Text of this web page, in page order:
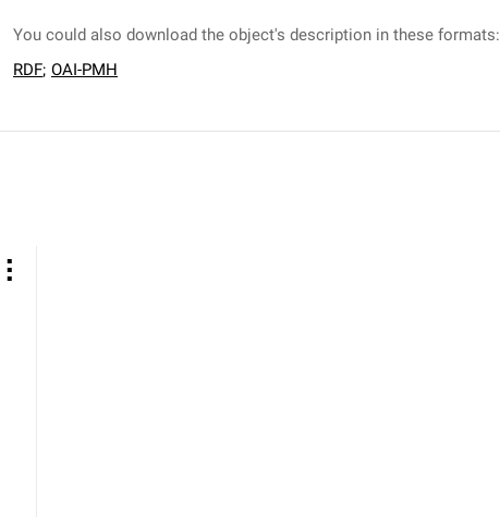
You could also download the object's description in these formats:
RDF; OAI-PMH